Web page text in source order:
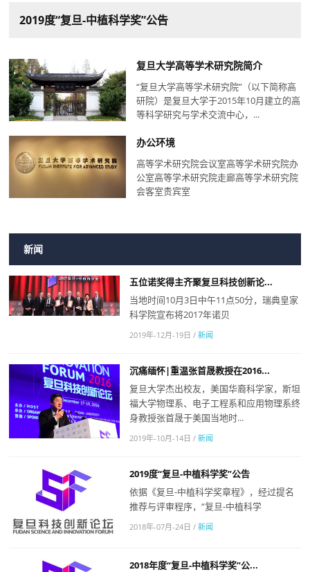
2019度“复旦-中植科学奖”公告
2018年度“复旦-中植科学奖”公告
复旦大学高等学术研究院简介
“复旦大学高等学术研究院”（以下简称高
研院）是复旦大学于2015年10月建立的高
等科学研究与学术交流中心，...
办公环境
高等学术研究院会议室高等学术研究院办
公室高等学术研究院走廊高等学术研究院
会客室贵宾室
新闻
五位诺奖得主齐聚复旦科技创新论...
当地时间10月3日中午11点50分，瑞典皇家
科学院宣布将2017年诺贝
2019年-12月-19日 / 新闻
沉痛缅怀|重温张首晟教授在2016...
复旦大学杰出校友，美国华裔科学家，斯坦
福大学物理系、电子工程系和应用物理系终
身教授张首晟于美国当地时...
2019年-10月-14日 / 新闻
2019度“复旦-中植科学奖”公告
依据《复旦-中植科学奖章程》，经过提名
推荐与评审程序，“复旦-中植科学
2018年-07月-24日 / 新闻
2018年度“复旦-中植科学奖”公...